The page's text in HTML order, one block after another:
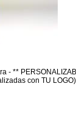
- **
con TU LOGO)